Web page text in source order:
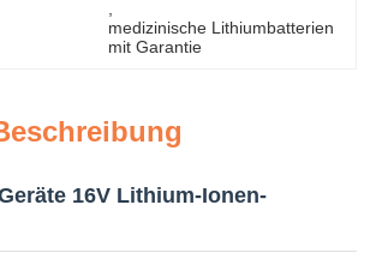
medizinische Lithiumbatterien
mit Garantie
16V Lithium-Ionen-